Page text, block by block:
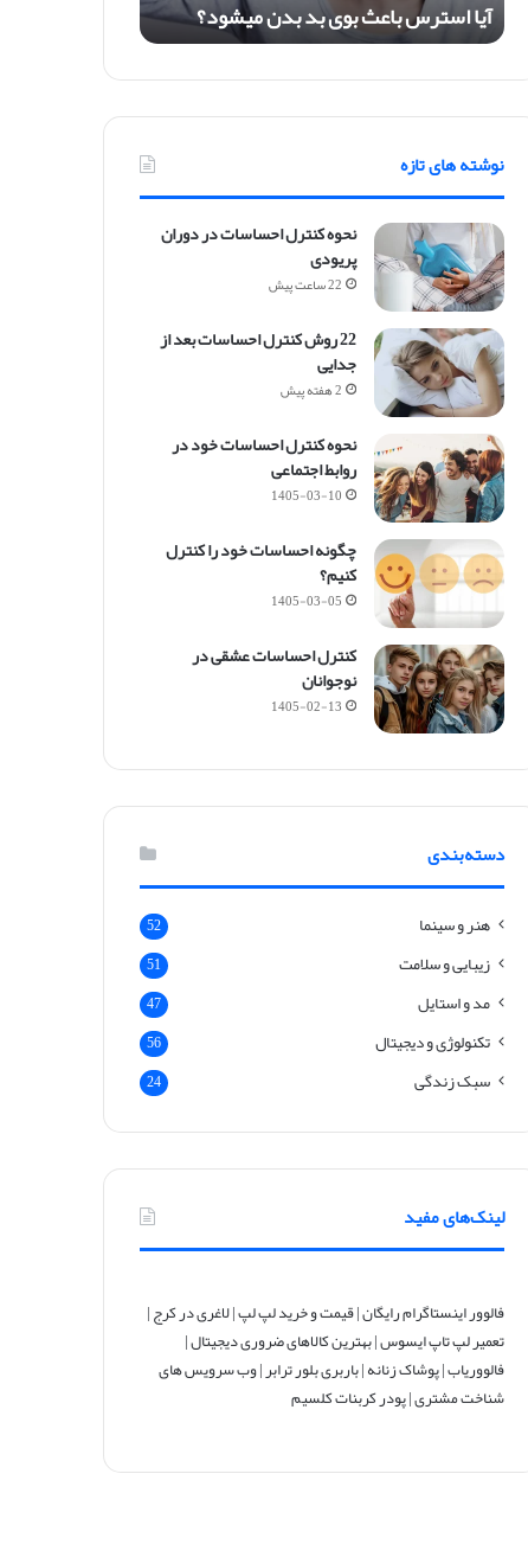
ا
ع
و
ب
د
د
ن
م
ی
ش
و
د
؟
آیا استرس باعث بوی بد بدن میشود؟
نوشته های تازه
نحوه کنترل احساسات در دوران
پریودی
22 ساعت پیش
22 روش کنترل احساسات بعد از
جدایی
2 هفته پیش
نحوه کنترل احساسات خود در
روابط اجتماعی
1405-03-10
چگونه احساسات خود را کنترل
کنیم؟
1405-03-05
کنترل احساسات عشقی در
نوجوانان
1405-02-13
دسته‌بندی
هنر و سینما 52
زیبایی و سلامت 51
مد و استایل 47
تکنولوژی و دیجیتال 56
سبک زندگی 24
لینک‌های مفید
فالوور اینستاگرام رایگان|قیمت و خرید لپ لپ|لاغری در کرج|
تعمیر لپ تاپ ایسوس|بهترین کالاهای ضروری دیجیتال|
فالووریاب|پوشاک زنانه|باربری بلور ترابر|وب سرویس های
شناخت مشتری|پودر کربنات کلسیم